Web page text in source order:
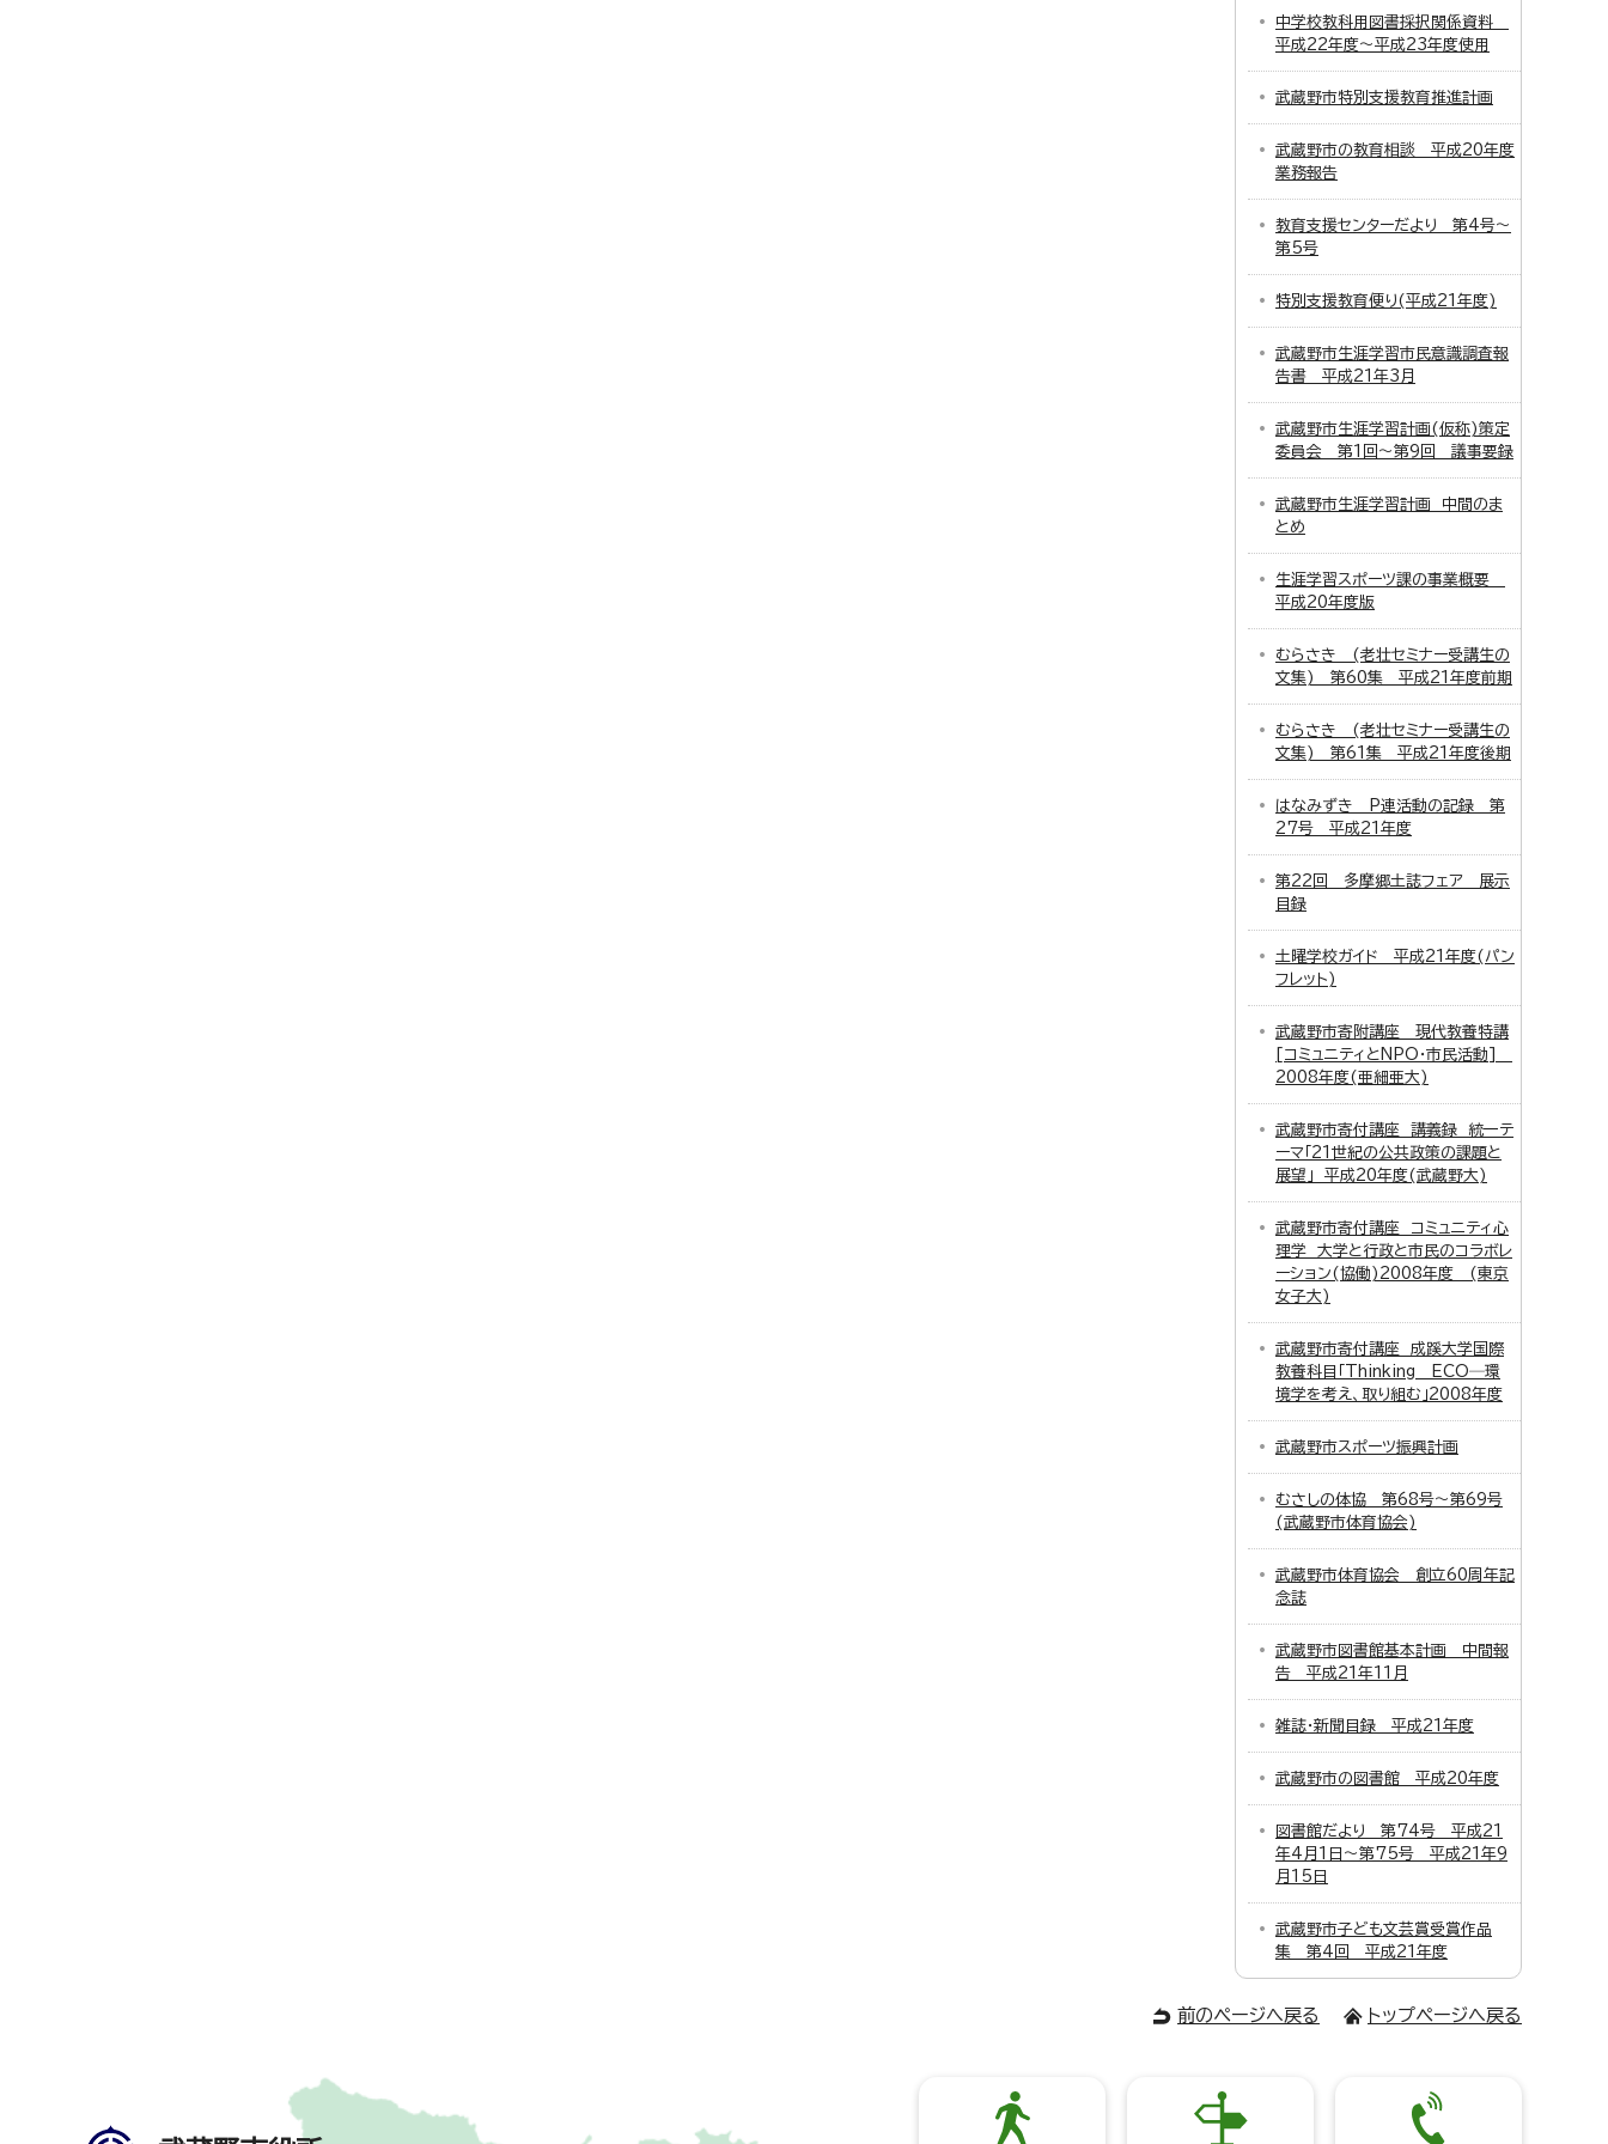
中学校教科用図書採択関係資料
平成22年度～平成23年度使用
武蔵野市特別支援教育推進計画
武蔵野市の教育相談 平成20年度
業務報告
教育支援センターだより 第4号～
第5号
特別支援教育便り(平成21年度)
武蔵野市生涯学習市民意識調査報
告書 平成21年3月
武蔵野市生涯学習計画(仮称)策定
委員会 第1回～第9回 議事要録
武蔵野市生涯学習計画 中間のま
とめ
生涯学習スポーツ課の事業概要
平成20年度版
むらさき (老壮セミナー受講生の
文集) 第60集 平成21年度前期
むらさき (老壮セミナー受講生の
文集) 第61集 平成21年度後期
はなみずき P連活動の記録 第
27号 平成21年度
第22回 多摩郷土誌フェア 展示
目録
土曜学校ガイド 平成21年度(パン
フレット)
武蔵野市寄附講座 現代教養特講
[コミュニティとNPO・市民活動]
2008年度(亜細亜大)
武蔵野市寄付講座 講義録 統一テ
ーマ「21世紀の公共政策の課題と
展望」 平成20年度(武蔵野大)
武蔵野市寄付講座 コミュニティ心
理学 大学と行政と市民のコラボレ
ーション(協働)2008年度 (東京
女子大)
武蔵野市寄付講座 成蹊大学国際
教養科目「Thinking ECO─環
境学を考え、取り組む」2008年度
武蔵野市スポーツ振興計画
むさしの体協 第68号～第69号
(武蔵野市体育協会)
武蔵野市体育協会 創立60周年記
念誌
武蔵野市図書館基本計画 中間報
告 平成21年11月
雑誌・新聞目録 平成21年度
武蔵野市の図書館 平成20年度
図書館だより 第74号 平成21
年4月1日～第75号 平成21年9
月15日
武蔵野市子ども文芸賞受賞作品
集 第4回 平成21年度
前のページへ戻る トップページへ戻る